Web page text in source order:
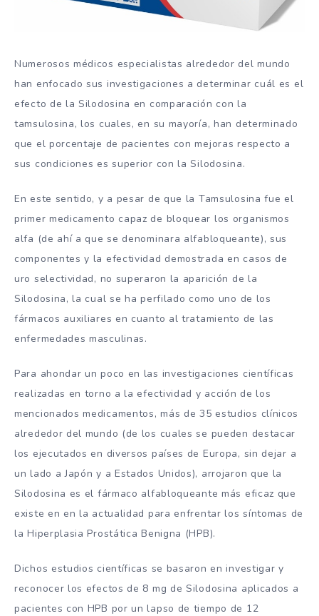
Numerosos médicos especialistas alrededor del mundo
han enfocado sus investigaciones a determinar cuál es el
efecto de la Silodosina en comparación con la
tamsulosina, los cuales, en su mayoría, han determinado
que el porcentaje de pacientes con mejoras respecto a
sus condiciones es superior con la Silodosina.
En este sentido, y a pesar de que la Tamsulosina fue el
primer medicamento capaz de bloquear los organismos
alfa (de ahí a que se denominara alfabloqueante), sus
componentes y la efectividad demostrada en casos de
uro selectividad, no superaron la aparición de la
Silodosina, la cual se ha perfilado como uno de los
fármacos auxiliares en cuanto al tratamiento de las
enfermedades masculinas.
Para ahondar un poco en las investigaciones científicas
realizadas en torno a la efectividad y acción de los
mencionados medicamentos, más de 35 estudios clínicos
alrededor del mundo (de los cuales se pueden destacar
los ejecutados en diversos países de Europa, sin dejar a
un lado a Japón y a Estados Unidos), arrojaron que la
Silodosina es el fármaco alfabloqueante más eficaz que
existe en en la actualidad para enfrentar los síntomas de
la Hiperplasia Prostática Benigna (HPB).
Dichos estudios científicas se basaron en investigar y
reconocer los efectos de 8 mg de Silodosina aplicados a
pacientes con HPB por un lapso de tiempo de 12